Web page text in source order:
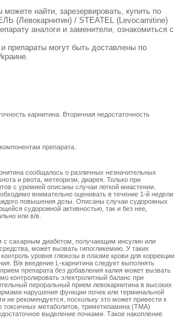
можете найти, зарезервировать, купить по
(Левокарнитин) / STEATEL (Levocarnitine)
аналоги и заменители, ознакомиться с
препараты могут быть доставлены по
карнитина. Вторичная недостаточность
препарата.
сообщалось о различных незначительных
и рвота, метеоризм, диарея. Только при
с уремией описаны случаи легкой миастении.
внимательно оценивать в течение 1-й недели
повышения дозы. Описаны случаи судорожных
судорожной активностью, так и без нее,
или в/в.
с сахарным диабетом, получающим инсулин или
может вызвать гипогликемию. У таких
уровня глюкозы в плазме крови для коррекции
В/в введение L-карнитина следует выполнять
препарата без добавления калия может вызвать
контролировать электролитный баланс при
пероральный прием левокарнитина в высоких
нарушения функции почек или терминальной
не рекомендуется, поскольку это может привести к
токсичных метаболитов, триметиламина (ТМА)
выделение почками. Такое накопление